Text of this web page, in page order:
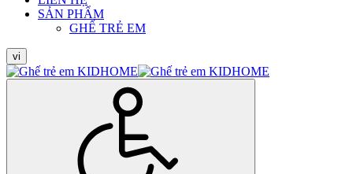
SẢN PHẨM
GHẾ TRẺ EM
vi